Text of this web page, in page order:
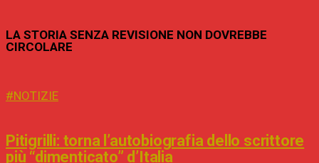
LA STORIA SENZA REVISIONE NON DOVREBBE
CIRCOLARE
#NOTIZIE
Pitigrilli: torna l’autobiografia dello scrittore
più “dimenticato” d’Italia